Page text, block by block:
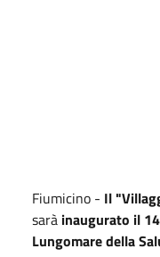
Fiumicino - Il
sarà inaugurato il
Lungomare della